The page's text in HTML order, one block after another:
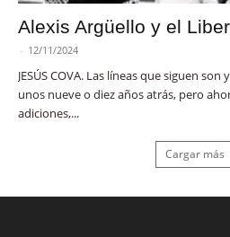
Alexis Argüello y el
- 12/11/2024
JESÚS COVA. Las líneas que siguen
unos nueve o diez años atrás, pero
adiciones,...
Cargar más